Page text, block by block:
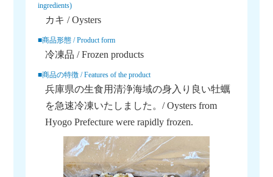
ingredients)
カキ / Oysters
■商品形態 / Product form
冷凍品 / Frozen products
■商品の特徴 / Features of the product
兵庫県の生食用清浄海域の身入り良い牡蠣
を急速冷凍いたしました。/ Oysters from
Hyogo Prefecture were rapidly frozen.